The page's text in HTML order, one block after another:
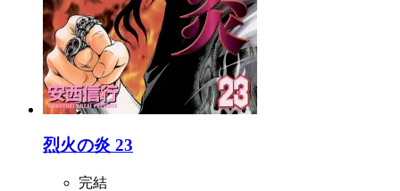
烈火の炎 23
完結